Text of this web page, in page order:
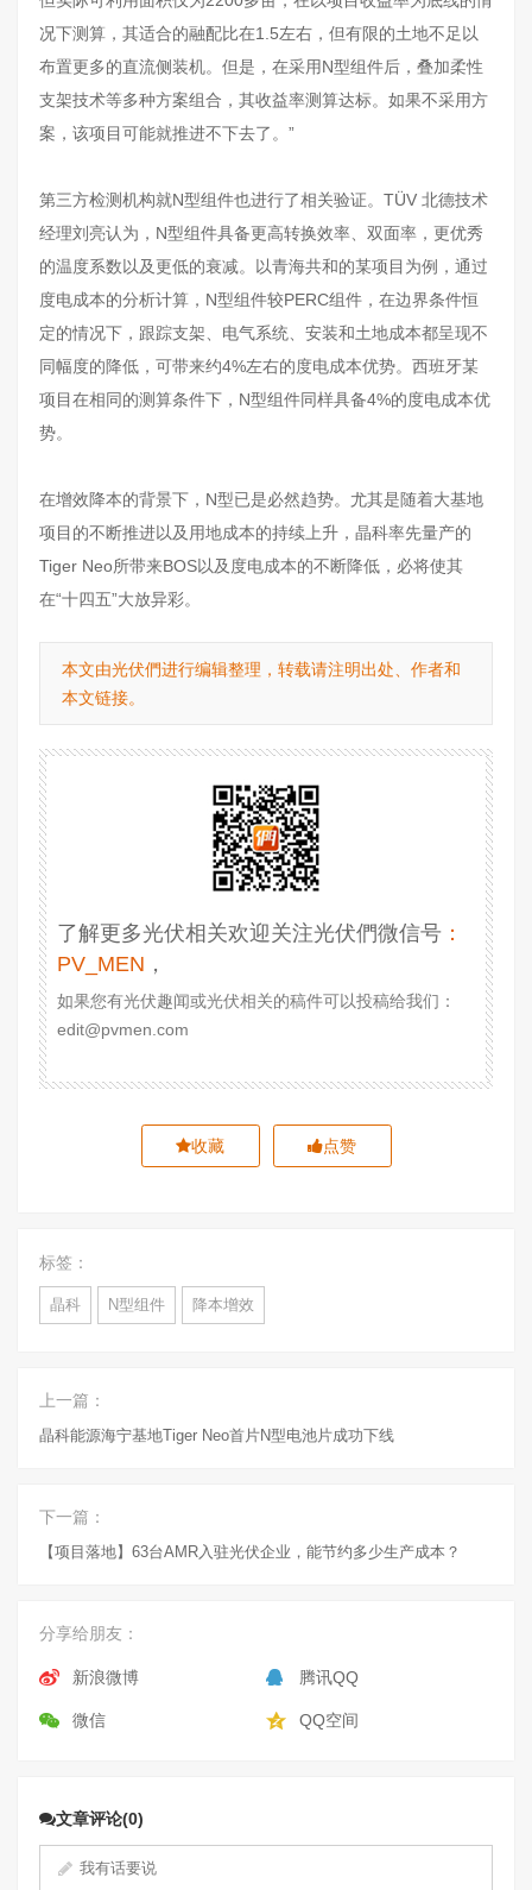
况下测算，其适合的融配比在1.5左右，但有限的土地不足以
布置更多的直流侧装机。但是，在采用N型组件后，叠加柔性
支架技术等多种方案组合，其收益率测算达标。如果不采用方
案，该项目可能就推进不下去了。”
第三方检测机构就N型组件也进行了相关验证。TÜV 北德技术
经理刘亮认为，N型组件具备更高转换效率、双面率，更优秀
的温度系数以及更低的衰减。以青海共和的某项目为例，通过
度电成本的分析计算，N型组件较PERC组件，在边界条件恒
定的情况下，跟踪支架、电气系统、安装和土地成本都呈现不
同幅度的降低，可带来约4%左右的度电成本优势。西班牙某
项目在相同的测算条件下，N型组件同样具备4%的度电成本优
势。
在增效降本的背景下，N型已是必然趋势。尤其是随着大基地
项目的不断推进以及用地成本的持续上升，晶科率先量产的
Tiger Neo所带来BOS以及度电成本的不断降低，必将使其
在“十四五”大放异彩。
本文由光伏們进行编辑整理，转载请注明出处、作者和
本文链接。
了解更多光伏相关欢迎关注光伏們微信号 ：
PV_MEN ，
如果您有光伏趣闻或光伏相关的稿件可以投稿给我们：
edit@pvmen.com
收藏 点赞
标签：
晶科 N型组件 降本增效
上一篇：
晶科能源海宁基地Tiger Neo首片N型电池片成功下线
下一篇：
【项目落地】63台AMR入驻光伏企业，能节约多少生产成本？
分享给朋友：
新浪微博 腾讯QQ
微信 QQ空间
文章评论(0)